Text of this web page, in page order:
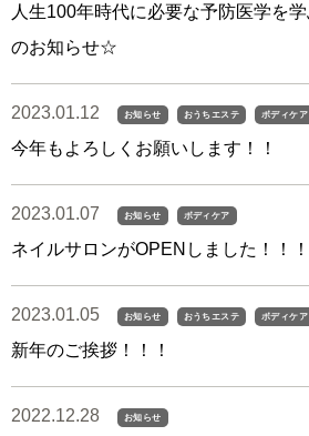
人生100年時代に必要な予防医学を
のお知らせ☆
2023.01.12 お知らせ おうちエステ ボディケア
今年もよろしくお願いします！！
2023.01.07 お知らせ ボディケア
ネイルサロンがOPENしました！！！
2023.01.05 お知らせ おうちエステ ボディケア
新年のご挨拶！！！
2022.12.28 お知らせ